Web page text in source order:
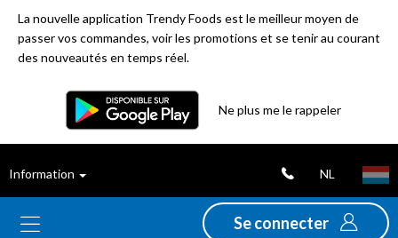
La nouvelle application Trendy Foods est le meilleur moyen de
passer vos commandes, voir les promotions et se tenir au courant
des nouveautés en temps réel.
Ne plus me le rappeler
Information NL
Se connecter
ventes
Nouveautés